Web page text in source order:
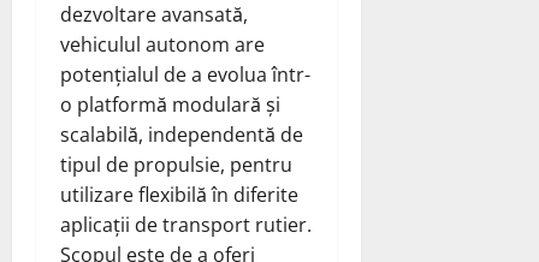
dezvoltare avansată,
vehiculul autonom are
potențialul de a evolua într-
o platformă modulară și
scalabilă, independentă de
tipul de propulsie, pentru
utilizare flexibilă în diferite
aplicații de transport rutier.
Scopul este de a oferi